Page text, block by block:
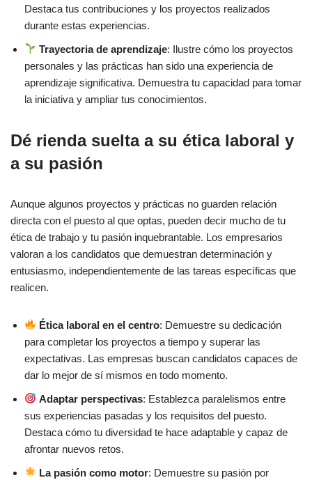
Destaca tus contribuciones y los proyectos realizados
durante estas experiencias.
Trayectoria de aprendizaje: Ilustre cómo los proyectos
personales y las prácticas han sido una experiencia de
aprendizaje significativa. Demuestra tu capacidad para tomar
la iniciativa y ampliar tus conocimientos.
Dé rienda suelta a su ética laboral y
a su pasión
Aunque algunos proyectos y prácticas no guarden relación
directa con el puesto al que optas, pueden decir mucho de tu
ética de trabajo y tu pasión inquebrantable. Los empresarios
valoran a los candidatos que demuestran determinación y
entusiasmo, independientemente de las tareas específicas que
realicen.
Ética laboral en el centro: Demuestre su dedicación
para completar los proyectos a tiempo y superar las
expectativas. Las empresas buscan candidatos capaces de
dar lo mejor de sí mismos en todo momento.
Adaptar perspectivas: Establezca paralelismos entre
sus experiencias pasadas y los requisitos del puesto.
Destaca cómo tu diversidad te hace adaptable y capaz de
afrontar nuevos retos.
La pasión como motor: Demuestre su pasión por